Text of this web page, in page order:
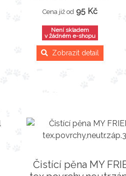
Cena již od 95 Kč
Není skladem
v žádném e-shopu
Zobrazit detail
Čistící pěna MY